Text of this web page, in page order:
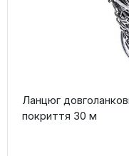
Ланцюг
покриття 30 м